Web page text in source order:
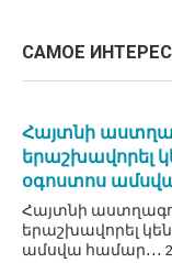
САМОЕ
Հայտնի
երաշխավորել
օգոստոս
Հայտնի
երաշխավորել
ամսվա համար․․․